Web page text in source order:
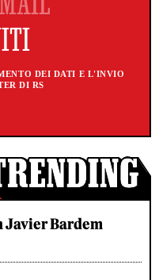
DEI DATI E L'INVIO
DI RS
Javier Bardem